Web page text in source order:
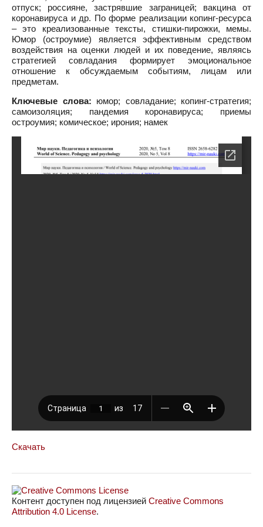
отпуск; россияне, застрявшие заграницей; вакцина от
коронавируса и др. По форме реализации копинг-ресурса
– это креализованные тексты, стишки-пирожки, мемы.
Юмор (остроумие) является эффективным средством
воздействия на оценки людей и их поведение, являясь
стратегией совладания формирует эмоциональное
отношение к обсуждаемым событиям, лицам или
предметам.
Ключевые слова: юмор; совладание; копинг-стратегия;
самоизоляция; пандемия коронавируса; приемы
остроумия; комическое; ирония; намек
Скачать
Контент доступен под лицензией Creative Commons
Attribution 4.0 License.